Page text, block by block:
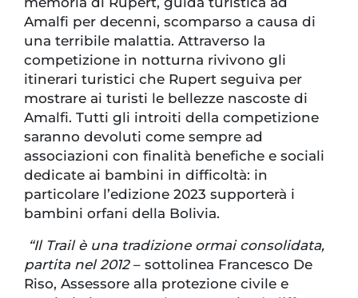
Amalfi per decenni, scomparso a causa di
una terribile malattia. Attraverso la
competizione in notturna rivivono gli
itinerari turistici che Rupert seguiva per
mostrare ai turisti le bellezze nascoste di
Amalfi. Tutti gli introiti della competizione
saranno devoluti come sempre ad
associazioni con finalità benefiche e sociali
dedicate ai bambini in difficoltà: in
particolare l’edizione 2023 supporterà i
bambini orfani della Bolivia.
“Il Trail è una tradizione ormai consolidata,
partita nel 2012– sottolinea Francesco De
Riso, Assessore alla protezione civile e